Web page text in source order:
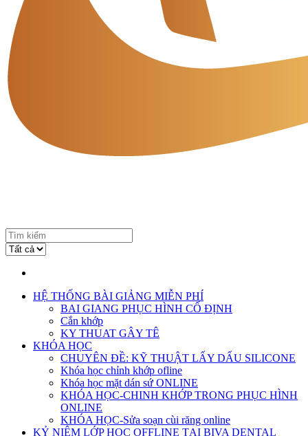
HỆ THỐNG BÀI GIẢNG MIỄN PHÍ
BAI GIANG PHỤC HÌNH CỐ ĐỊNH
Cắn khớp
KY THUAT GÂY TÊ
KHÓA HỌC
CHUYÊN ĐỀ: KỸ THUẬT LẤY DẤU SILICONE
Khóa học chỉnh khớp ofline
Khóa học mặt dán sứ ONLINE
KHÓA HỌC-CHINH KHỚP TRONG PHỤC HÌNH
ONLINE
KHÓA HỌC-Sửa soạn cùi răng online
KỶ NIỆM LỚP HỌC OFFLINE TẠI BIVA DENTAL